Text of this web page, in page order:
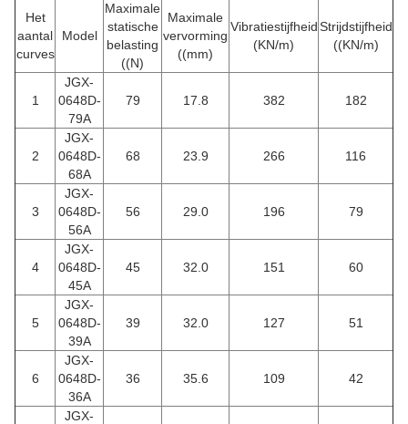
Het
aantal
curves
Model
Maximale
statische
belasting
((N)
Maximale
vervorming
((mm)
Vibratiestijfheid
(KN/m)
Strijdstijfheid
((KN/m)
1
JGX-
0648D-
79A
79 17.8 382 182
2
JGX-
0648D-
68A
68 23.9 266 116
3
JGX-
0648D-
56A
56 29.0 196 79
4
JGX-
0648D-
45A
45 32.0 151 60
5
JGX-
0648D-
39A
39 32.0 127 51
6
JGX-
0648D-
36A
36 35.6 109 42
JGX-